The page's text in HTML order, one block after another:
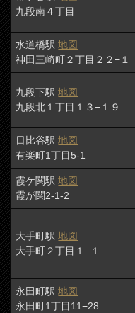
九段南４丁目
水道橋駅地図
神田三崎町２丁目２２−１
九段下駅地図
九段北１丁目１３−１９
日比谷駅地図
有楽町1丁目5-1
霞ケ関駅地図
霞が関2-1-2
大手町駅地図
大手町２丁目１−１
永田町駅地図
永田町1丁目11−28